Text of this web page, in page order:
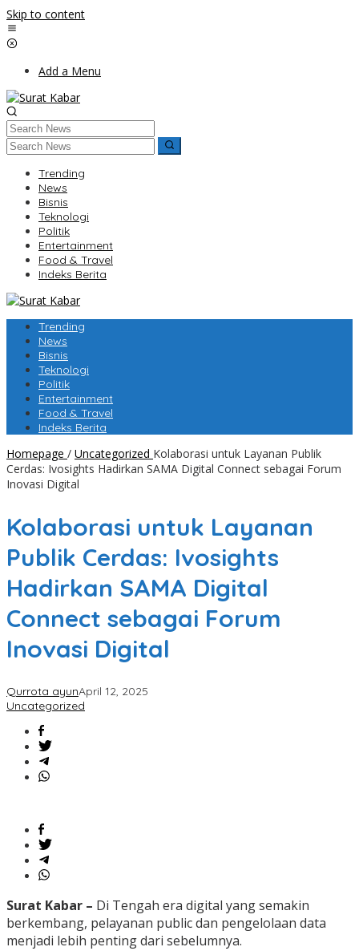
Skip to content
Add a Menu
Trending
News
Bisnis
Teknologi
Politik
Entertainment
Food & Travel
Indeks Berita
Trending
News
Bisnis
Teknologi
Politik
Entertainment
Food & Travel
Indeks Berita
Homepage / Uncategorized Kolaborasi untuk Layanan Publik
Cerdas: Ivosights Hadirkan SAMA Digital Connect sebagai Forum
Inovasi Digital
Kolaborasi untuk Layanan
Publik Cerdas: Ivosights
Hadirkan SAMA Digital
Connect sebagai Forum
Inovasi Digital
Qurrota ayunApril 12, 2025
Uncategorized
Surat Kabar – Di Tengah era digital yang semakin
berkembang, pelayanan public dan pengelolaan data
menjadi lebih penting dari sebelumnya.